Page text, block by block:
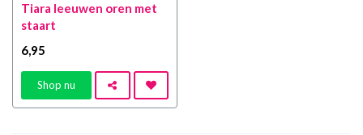
Tiara leeuwen oren met
staart
6,95
Shop nu